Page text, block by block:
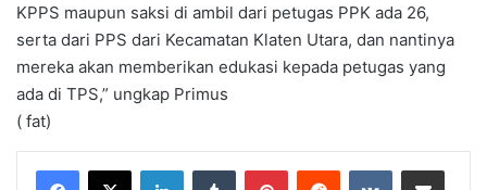
KPPS maupun saksi di ambil dari petugas PPK ada 26,
serta dari PPS dari Kecamatan Klaten Utara, dan nantinya
mereka akan memberikan edukasi kepada petugas yang
ada di TPS,” ungkap Primus
( fat)